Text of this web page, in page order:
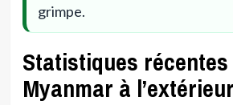
grimpe.
Statistiques récentes
Myanmar à l’extérieur